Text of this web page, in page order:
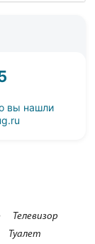
вы нашли
Телевизор
Туалет